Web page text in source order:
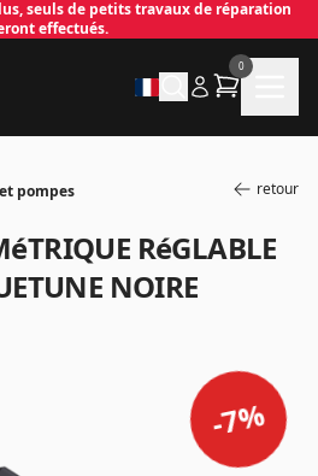
seuls de petits travaux de réparation
effectués.
0
pompes retour
RéGLABLE
NOIRE
-7%
✕